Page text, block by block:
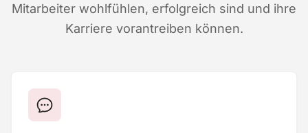
Mitarbeiter wohlfühlen, erfolgreich sind und ihre
Karriere vorantreiben können.